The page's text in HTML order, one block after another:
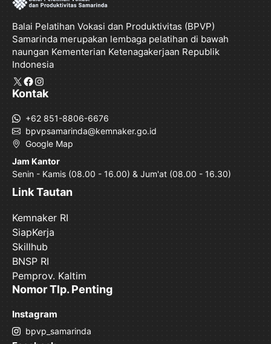
Balai Pelatihan Vokasi dan Produktivitas (BPVP)
Samarinda merupakan lembaga pelatihan di bawah
naungan Kementerian Ketenagakerjaan Republik
Indonesia
X Facebook
Instagram
Kontak
+62 851-8806-6676
bpvpsamarinda@kemnaker.go.id
Google Map
Jam Kantor
Senin - Kamis (08.00 - 16.00) & Jum'at (08.00 - 16.30)
Link Tautan
Kemnaker RI
SiapKerja
Skillhub
BNSP RI
Pemprov. Kaltim
Nomor Tlp. Penting
Instagram
bpvp_samarinda